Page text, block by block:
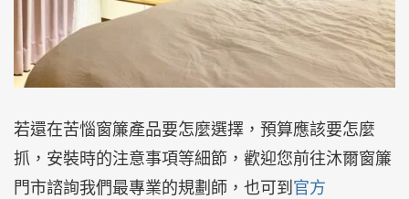
若還在苦惱窗簾產品要怎麼選擇，預算應該要怎麼
抓，安裝時的注意事項等細節，歡迎您前往沐爾窗簾
門市諮詢我們最專業的規劃師，也可到 官方